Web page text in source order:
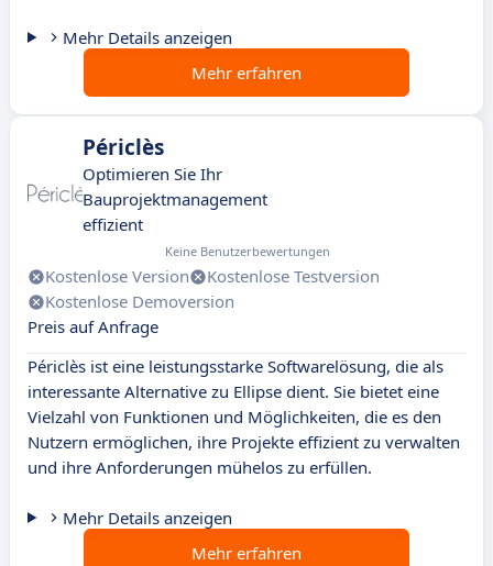
Mehr Details anzeigen
Mehr erfahren
Périclès
Optimieren Sie Ihr
Bauprojektmanagement
effizient
Keine Benutzerbewertungen
Kostenlose Version
Kostenlose Testversion
Kostenlose Demoversion
Preis auf Anfrage
Périclès ist eine leistungsstarke Softwarelösung, die als
interessante Alternative zu Ellipse dient. Sie bietet eine
Vielzahl von Funktionen und Möglichkeiten, die es den
Nutzern ermöglichen, ihre Projekte effizient zu verwalten
und ihre Anforderungen mühelos zu erfüllen.
Mehr Details anzeigen
Mehr erfahren